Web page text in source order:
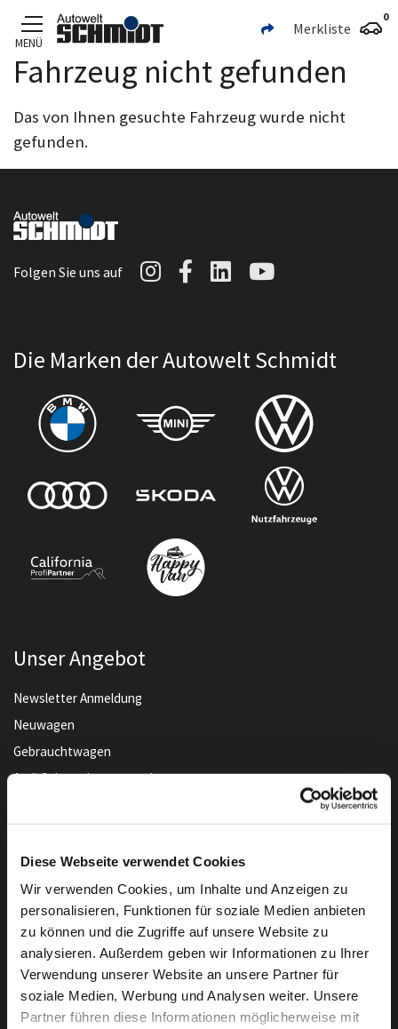
Diese Webseite verwendet Cookies
Wir verwenden Cookies, um Inhalte und Anzeigen zu
personalisieren, Funktionen für soziale Medien anbieten
zu können und die Zugriffe auf unsere Website zu
analysieren. Außerdem geben wir Informationen zu Ihrer
Verwendung unserer Website an unsere Partner für
soziale Medien, Werbung und Analysen weiter. Unsere
Partner führen diese Informationen möglicherweise mit
Zum Hauptinhalt
MENÜ
Merkliste
0
Fahrzeug nicht gefunden
Das von Ihnen gesuchte Fahrzeug wurde nicht
gefunden.
Folgen Sie uns auf Autowelt Schmidt auf
Autowelt Schmidt
AutoweltAutowelt
Die Marken der Autowelt Schmidt
Unser Angebot
Newsletter Anmeldung
Neuwagen
Gebrauchtwagen
Audi Gebrauchtwagen :plus
Online-Terminbuchung
Für Geschäftskunden
Audi Business
BMW Geschäftskunden
Volkswagen Professional Class